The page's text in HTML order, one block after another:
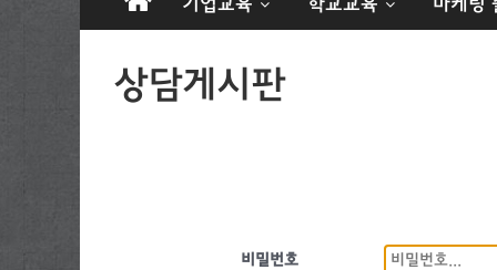
기업교육 학교교육 마케팅
상담게시판
비밀번호